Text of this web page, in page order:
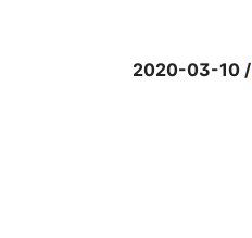
2020-03-10 /